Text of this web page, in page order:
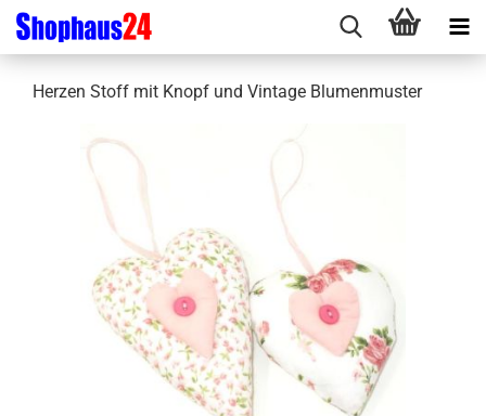
Herzen Stoff mit Knopf und Vintage Blumenmuster